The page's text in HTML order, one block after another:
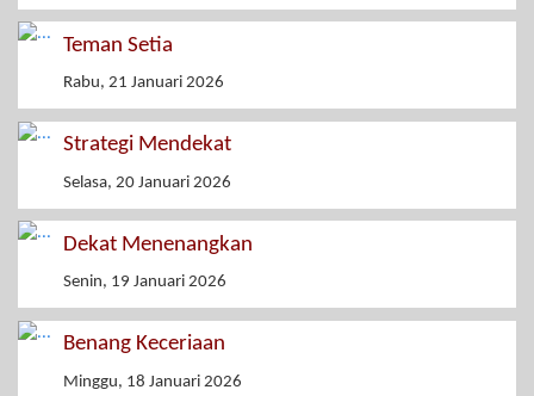
Teman Setia
Rabu, 21 Januari 2026
Strategi Mendekat
Selasa, 20 Januari 2026
Dekat Menenangkan
Senin, 19 Januari 2026
Benang Keceriaan
Minggu, 18 Januari 2026